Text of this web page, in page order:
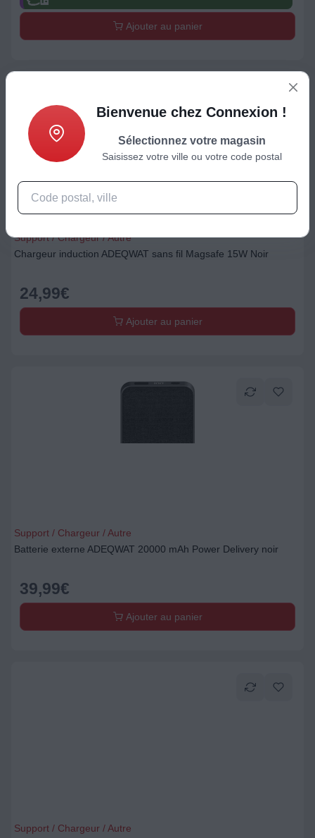
Ajouter au panier
Support / Chargeur / Autre
Chargeur induction ADEQWAT sans fil Magsafe 15W Noir
24,99€
Ajouter au panier
Support / Chargeur / Autre
Batterie externe ADEQWAT 20000 mAh Power Delivery noir
39,99€
Ajouter au panier
Support / Chargeur / Autre
Bienvenue chez Connexion !
Sélectionnez votre magasin
Saisissez votre ville ou votre code postal